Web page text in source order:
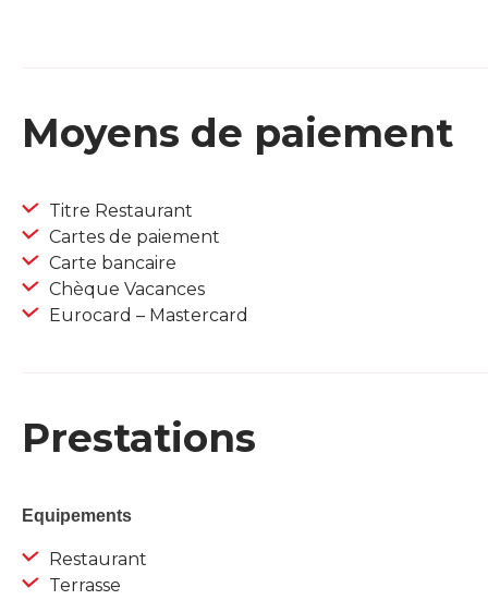
Moyens de paiement
Titre Restaurant
Cartes de paiement
Carte bancaire
Chèque Vacances
Eurocard – Mastercard
Prestations
Equipements
Restaurant
Terrasse